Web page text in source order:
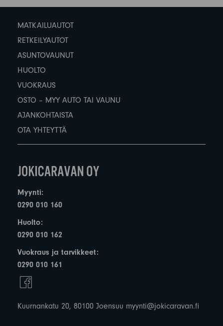
MATKAILUAUTOT
RETKEILYAUTOT
ASUNTOVAUNUT
HUOLTO
VUOKRAUS
OSTO – MYY AUTO TAI VAUNU
AJANKOHTAISTA
OTA YHTEYTTÄ
Myynti:
0290 010 160
Huolto:
0290 010 162
Vuokraus ja tarvikkeet:
0290 010 161
Kuurnankatu 20, 80100 Joensuu myynti@jokicaravan.fi